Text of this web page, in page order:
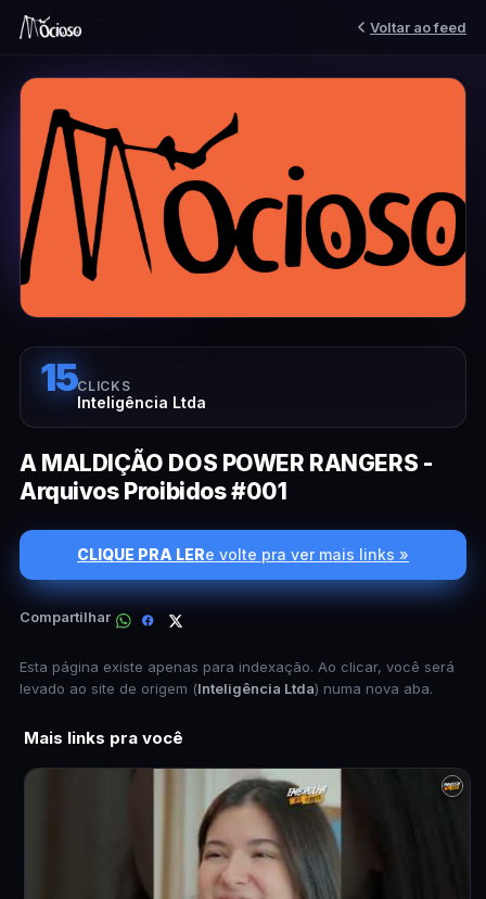
Voltar ao feed
15CLICKS
Inteligência Ltda
A MALDIÇÃO DOS POWER RANGERS -
Arquivos Proibidos #001
CLIQUE PRA LERe volte pra ver mais links »
Compartilhar
Esta página existe apenas para indexação. Ao clicar, você será
levado ao site de origem (Inteligência Ltda) numa nova aba.
Mais links pra você